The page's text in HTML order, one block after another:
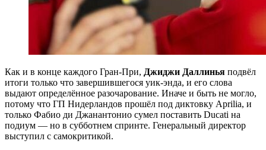
Как и в конце каждого Гран-При, Джиджи Даллинья подвёл
итоги только что завершившегося уик-энда, и его слова
выдают определённое разочарование. Иначе и быть не могло,
потому что ГП Нидерландов прошёл под диктовку Aprilia, и
только Фабио ди Джанантонио сумел поставить Ducati на
подиум — но в субботнем спринте. Генеральный директор
выступил с самокритикой.